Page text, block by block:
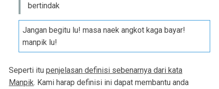
bertindak
Jangan begitu lu! masa naek angkot kaga bayar!
manpik lu!
Seperti itu penjelasan definisi sebenarnya dari kata
Manpik. Kami harap definisi ini dapat membantu anda